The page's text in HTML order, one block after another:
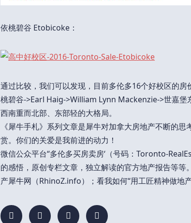
依桃碧谷 Etobicoke：
通过比较，我们可以发现，目前多伦多16个好校区的
桃碧谷->Earl Haig->William Lynn Mackenzie->世嘉
西南重而北部、东部轻的大格局。
《犀牛手札》系列文章是犀牛对加拿大房地产不断的
赏。你们的关爱是我前进的动力！
微信公众平台“多伦多买房卖房‘（号码：Toronto-
的感悟，原创专栏文章，独立解读的官方地产报告等
产犀牛网（RhinoZ.info）；看我如何“用工匠精神做地产